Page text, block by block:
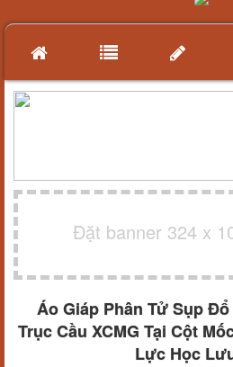
Đặt banner 324 x
Áo Giáp Phân Tử Sụp
Trục Cầu XCMG Tại Cột
Lực Học